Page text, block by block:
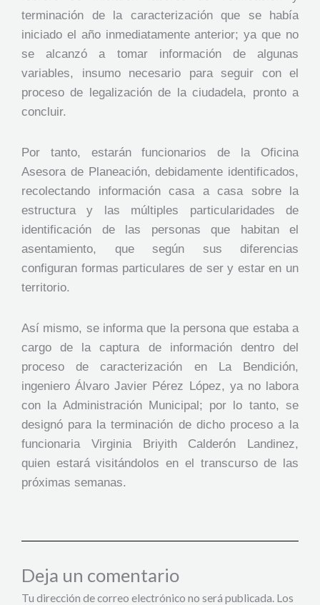
terminación de la caracterización que se había
iniciado el año inmediatamente anterior; ya que no
se alcanzó a tomar información de algunas
variables, insumo necesario para seguir con el
proceso de legalización de la ciudadela, pronto a
concluir.
Por tanto, estarán funcionarios de la Oficina
Asesora de Planeación, debidamente identificados,
recolectando información casa a casa sobre la
estructura y las múltiples particularidades de
identificación de las personas que habitan el
asentamiento, que según sus diferencias
configuran formas particulares de ser y estar en un
territorio.
Así mismo, se informa que la persona que estaba a
cargo de la captura de información dentro del
proceso de caracterización en La Bendición,
ingeniero Álvaro Javier Pérez López, ya no labora
con la Administración Municipal; por lo tanto, se
designó para la terminación de dicho proceso a la
funcionaria Virginia Briyith Calderón Landinez,
quien estará visitándolos en el transcurso de las
próximas semanas.
Deja un comentario
Tu dirección de correo electrónico no será publicada. Los